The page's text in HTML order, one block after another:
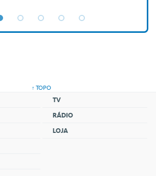
↑ TOPO
TV
RÁDIO
LOJA